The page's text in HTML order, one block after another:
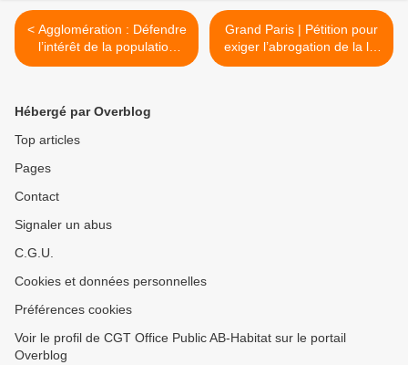
< Agglomération : Défendre
l’intérêt de la population
d’abord !
Grand Paris | Pétition pour
exiger l’abrogation de la loi
de métropolisation >
Hébergé par Overblog
Top articles
Pages
Contact
Signaler un abus
C.G.U.
Cookies et données personnelles
Préférences cookies
Voir le profil de CGT Office Public AB-Habitat sur le portail
Overblog